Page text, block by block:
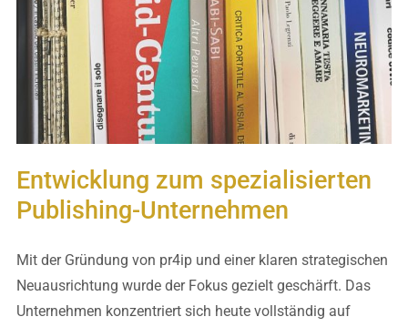
Entwicklung zum spezialisierten
Publishing-Unternehmen
Mit der Gründung von pr4ip und einer klaren strategischen
Neuausrichtung wurde der Fokus gezielt geschärft. Das
Unternehmen konzentriert sich heute vollständig auf